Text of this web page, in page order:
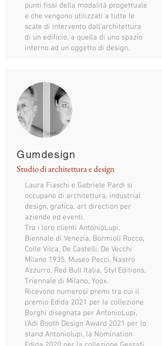
punti fissi della modalità progettuale
e che vengono utilizzati a tutte le
scale di intervento dall’architettura
di un edificio, a quella di uno spazio
interno ad un oggetto di design.
Gumdesign
Studio di architettura e design
Laura Fiaschi e Gabriele Pardi si
occupano di architettura, industrial
design, grafica, art direction per
aziende ed eventi.
Tra i loro clienti AntonioLupi,
Biennale di Venezia, Bormioli Rocco,
Colle Vilca, De Castelli, De Vecchi
Milano 1935, Museo Pecci, Nastro
Azzurro, Red Bull Italia, Styl’Editions,
Triennale di Milano, Yoox.
Ricevono numerosi premi tra cui il
premio Edida 2021 per la collezione
Borghi disegnata per AntonioLupi,
l'Adi Booth Design Award 2021 per lo
stand Antoniolupi, la Nomination